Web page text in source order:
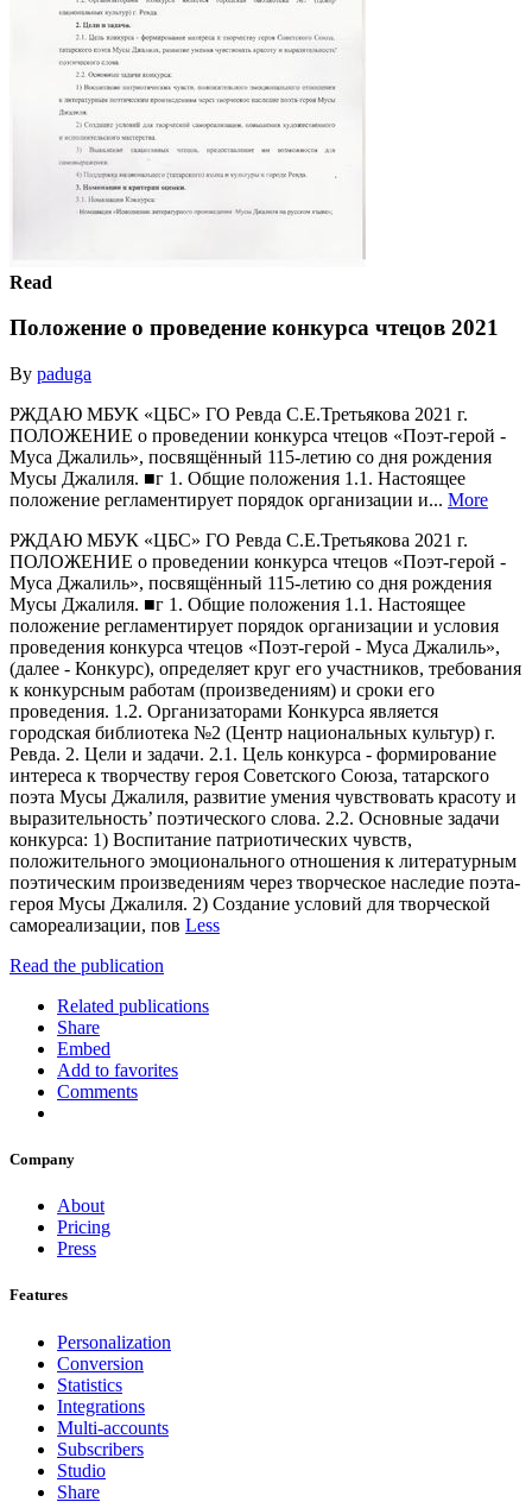
Read
Положение о проведение конкурса чтецов 2021
By paduga
РЖДАЮ МБУК «ЦБС» ГО Ревда С.Е.Третьякова 2021 г.
ПОЛОЖЕНИЕ о проведении конкурса чтецов «Поэт-герой -
Муса Джалиль», посвящённый 115-летию со дня рождения
Мусы Джалиля. ■г 1. Общие положения 1.1. Настоящее
положение регламентирует порядок организации и... More
РЖДАЮ МБУК «ЦБС» ГО Ревда С.Е.Третьякова 2021 г.
ПОЛОЖЕНИЕ о проведении конкурса чтецов «Поэт-герой -
Муса Джалиль», посвящённый 115-летию со дня рождения
Мусы Джалиля. ■г 1. Общие положения 1.1. Настоящее
положение регламентирует порядок организации и условия
проведения конкурса чтецов «Поэт-герой - Муса Джалиль»,
(далее - Конкурс), определяет круг его участников, требования
к конкурсным работам (произведениям) и сроки его
проведения. 1.2. Организаторами Конкурса является
городская библиотека №2 (Центр национальных культур) г.
Ревда. 2. Цели и задачи. 2.1. Цель конкурса - формирование
интереса к творчеству героя Советского Союза, татарского
поэта Мусы Джалиля, развитие умения чувствовать красоту и
выразительность’ поэтического слова. 2.2. Основные задачи
конкурса: 1) Воспитание патриотических чувств,
положительного эмоционального отношения к литературным
поэтическим произведениям через творческое наследие поэта-
героя Мусы Джалиля. 2) Создание условий для творческой
самореализации, пов Less
Read the publication
Related publications
Share
Embed
Add to favorites
Comments
Company
About
Pricing
Press
Features
Personalization
Conversion
Statistics
Integrations
Multi-accounts
Subscribers
Studio
Share